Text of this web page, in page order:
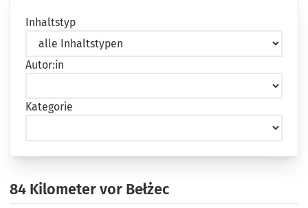
Inhaltstyp
Autor:in
Kategorie
84 Kilometer vor Bełżec